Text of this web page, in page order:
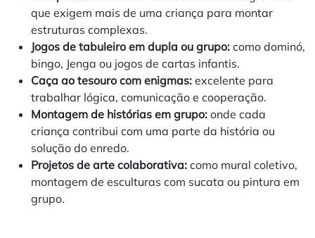
que exigem mais de uma criança para montar
estruturas complexas.
Jogos de tabuleiro em dupla ou grupo: como dominó,
bingo, Jenga ou jogos de cartas infantis.
Caça ao tesouro com enigmas: excelente para
trabalhar lógica, comunicação e cooperação.
Montagem de histórias em grupo: onde cada
criança contribui com uma parte da história ou
solução do enredo.
Projetos de arte colaborativa: como mural coletivo,
montagem de esculturas com sucata ou pintura em
grupo.